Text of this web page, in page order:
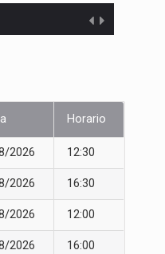
Horario
2026 12:30
2026 16:30
2026 12:00
2026 16:00